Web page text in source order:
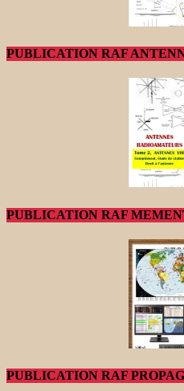
PUBLICATION RAF
PUBLICATION RAF
PUBLICATION RAF